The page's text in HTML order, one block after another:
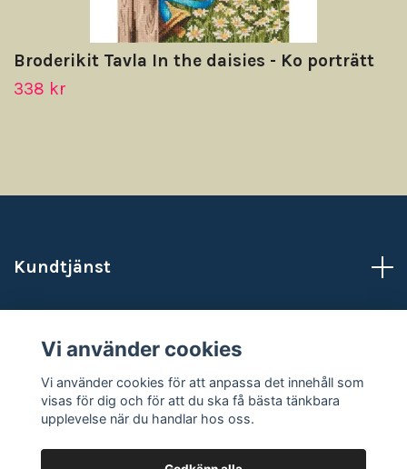
Broderikit Tavla In the daisies - Ko porträtt
338 kr
Kundtjänst
Sociala medier
Vi använder cookies
Vi använder cookies för att anpassa det innehåll som
visas för dig och för att du ska få bästa tänkbara
upplevelse när du handlar hos oss.